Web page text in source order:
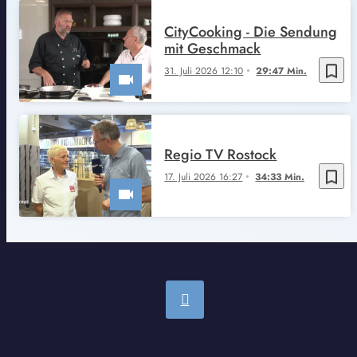
bookmark_border
31. Juli 2026 12:10 29:47 Min.
CityCooking - Die Sendung
mit Geschmack
bookmark_border
17. Juli 2026 16:27 34:33 Min.
Regio TV Rostock